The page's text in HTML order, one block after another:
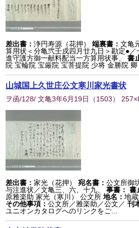
差出書：浄円寿源（花押） 端裏書：文亀
算用状＜分亀弐壬戍四月廿九日＞勘定●／
進守護方御一献料配当一方算用状事、書
院 宝輪院 宝厳院 宝菩提院 少将 金勝院 卿
山城国上久世庄公文寒川家光書状
ヲ函/128/ 文亀3年6月19日 （1503）
差出書：家光（花押） 宛名書：公文所御
与注進状／文亀三、六、十九、
事書： 書
原雅楽助 家光（寒川） 公文所 地名：地
その他事項：公文所／雅楽助／公文／刊
ユニオンカタログへのリンクをご...